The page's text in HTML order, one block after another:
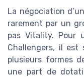
La négociation
rarement par un
pas Vitality. Pour
Challengers, il est
plusieurs formes
une part de